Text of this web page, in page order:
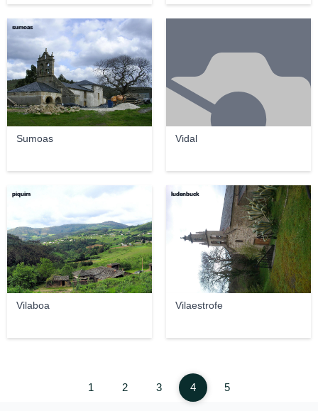
Sumoas
sumoas
Vidal
Vilaboa
piquim
Vilaestrofe
ludenbuck
1 2 3 4 5